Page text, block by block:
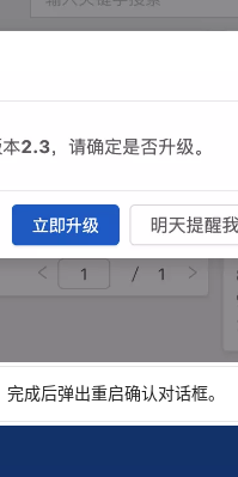
成后弹出重启确认对话框。